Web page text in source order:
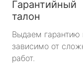
Гарантийный
талон
Выдаем гарантию
зависимо от
работ.